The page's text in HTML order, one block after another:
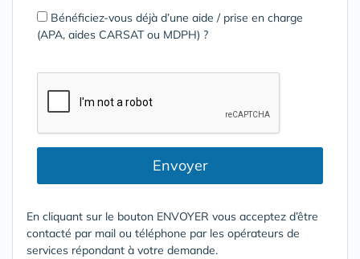
Bénéficiez-vous déjà d’une aide / prise en charge
(APA, aides CARSAT ou MDPH) ?
Envoyer
En cliquant sur le bouton ENVOYER vous acceptez d’être
contacté par mail ou téléphone par les opérateurs de
services répondant à votre demande.